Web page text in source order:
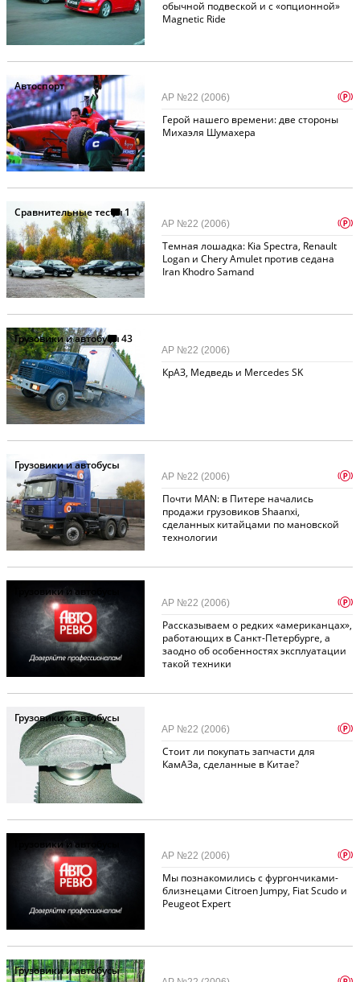
обычной подвеской и с «опционной»
Magnetic Ride
Автоспорт
Герой нашего времени: две стороны
Михаэля Шумахера
АР №22 (2006) p
Сравнительные тесты1
Темная лошадка: Kia Spectra, Renault
Logan и Chery Amulet против седана
Iran Khodro Samand
АР №22 (2006) p
Грузовики и автобусы43
КрАЗ, Медведь и Mercedes SK
АР №22 (2006)
Грузовики и автобусы
Почти MAN: в Питере начались
продажи грузовиков Shaanxi,
сделанных китайцами по мановской
технологии
АР №22 (2006) p
Грузовики и автобусы
Рассказываем о редких «американцах»,
работающих в Санкт-Петербурге, а
заодно об особенностях эксплуатации
такой техники
АР №22 (2006) p
Грузовики и автобусы
Стоит ли покупать запчасти для
КамАЗа, сделанные в Китае?
АР №22 (2006) p
Грузовики и автобусы
Мы познакомились с фургончиками-
близнецами Citroen Jumpy, Fiat Scudo и
Peugeot Expert
АР №22 (2006) p
Грузовики и автобусы